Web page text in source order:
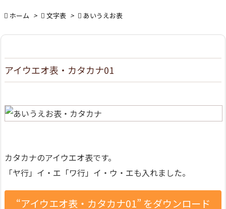
 ホーム >  文字表 >  あいうえお表
アイウエオ表・カタカナ01
カタカナのアイウエオ表です。
「ヤ行」イ・エ「ワ行」イ・ウ・エも入れました。
“アイウエオ表・カタカナ01” をダウンロード